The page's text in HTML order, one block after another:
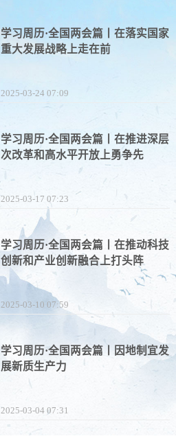
学习周历·全国两会篇丨在落实国家
重大发展战略上走在前
2025-03-24 07:09
学习周历·全国两会篇丨在推进深层
次改革和高水平开放上勇争先
2025-03-17 07:23
学习周历·全国两会篇丨在推动科技
创新和产业创新融合上打头阵
2025-03-10 07:59
学习周历·全国两会篇丨因地制宜发
展新质生产力
2025-03-04 07:31